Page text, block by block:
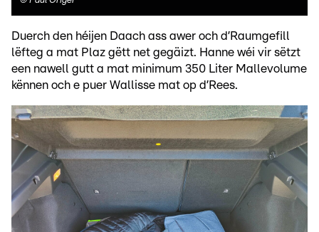
Duerch den héijen Daach ass awer och d’Raumgefill
lëfteg a mat Plaz gëtt net gegäizt. Hanne wéi vir sëtzt
een nawell gutt a mat minimum 350 Liter Mallevolume
kënnen och e puer Wallisse mat op d’Rees.